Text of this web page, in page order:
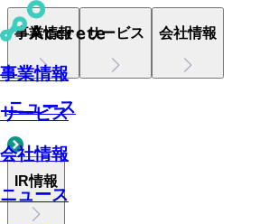
事業情報
サービス
会社情報
ニュース
事業情報 サービス 会社情報
ニュース
IR情報